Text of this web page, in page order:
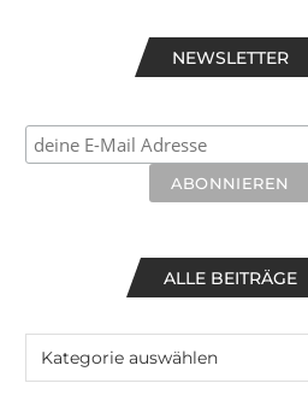
NEWSLETTER
ALLE BEITRÄGE